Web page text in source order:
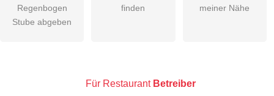
DieDatenschutzerklärung habe ich zur Kenntnis genommen.
Besucher sichtbar.
Regenbogen
Stube abgeben
finden
meiner Nähe
Für Restaurant Betreiber